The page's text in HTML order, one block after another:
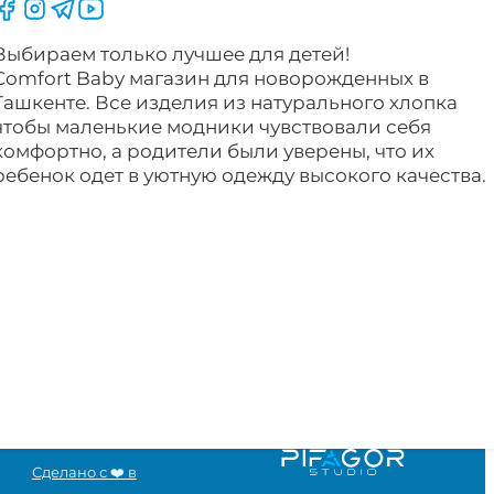
Следите за нами на Facebook
Следите за нами в Instagram
Следите за нами в Telegram
Следите за нами в YouTube
только лучшее для детей!
Baby магазин для новорожденных в
Все изделия из натурального хлопка
маленькие модники чувствовали себя
а родители были уверены, что их
одет в уютную одежду высокого качества.
Сделано с ❤️ в